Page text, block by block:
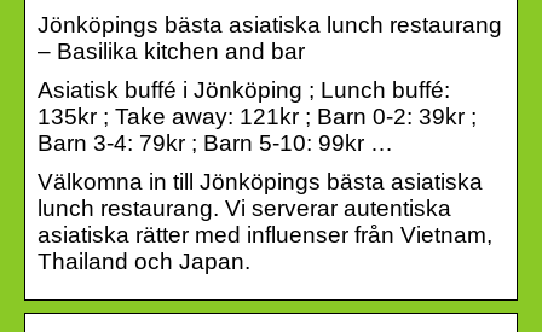
Jönköpings bästa asiatiska lunch restaurang
– Basilika kitchen and bar
Asiatisk buffé i Jönköping ; Lunch buffé:
135kr ; Take away: 121kr ; Barn 0-2: 39kr ;
Barn 3-4: 79kr ; Barn 5-10: 99kr …
Välkomna in till Jönköpings bästa asiatiska
lunch restaurang. Vi serverar autentiska
asiatiska rätter med influenser från Vietnam,
Thailand och Japan.